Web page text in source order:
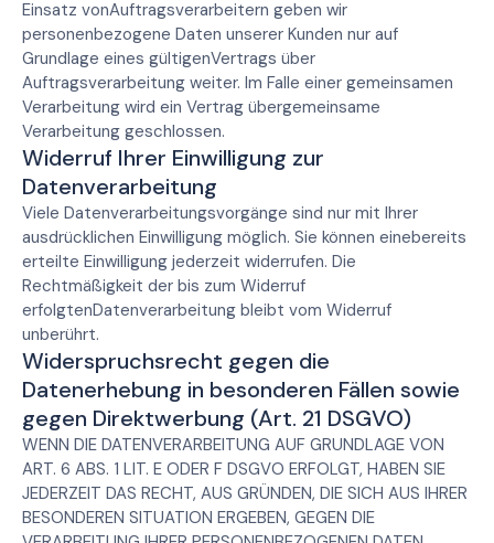
Einsatz vonAuftragsverarbeitern geben wir
personenbezogene Daten unserer Kunden nur auf
Grundlage eines gültigenVertrags über
Auftragsverarbeitung weiter. Im Falle einer gemeinsamen
Verarbeitung wird ein Vertrag übergemeinsame
Verarbeitung geschlossen.
Widerruf Ihrer Einwilligung zur
Datenverarbeitung
Viele Datenverarbeitungsvorgänge sind nur mit Ihrer
ausdrücklichen Einwilligung möglich. Sie können einebereits
erteilte Einwilligung jederzeit widerrufen. Die
Rechtmäßigkeit der bis zum Widerruf
erfolgtenDatenverarbeitung bleibt vom Widerruf
unberührt.
Widerspruchsrecht gegen die
Datenerhebung in besonderen Fällen sowie
gegen Direktwerbung (Art. 21 DSGVO)
WENN DIE DATENVERARBEITUNG AUF GRUNDLAGE VON
ART. 6 ABS. 1 LIT. E ODER F DSGVO ERFOLGT, HABEN SIE
JEDERZEIT DAS RECHT, AUS GRÜNDEN, DIE SICH AUS IHRER
BESONDEREN SITUATION ERGEBEN, GEGEN DIE